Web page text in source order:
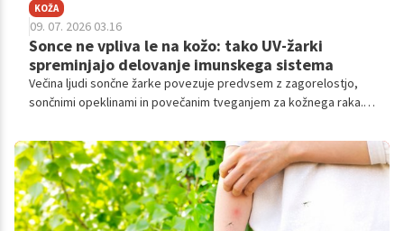
KOŽA
09. 07. 2026 03.16
Sonce ne vpliva le na kožo: tako UV-žarki
spreminjajo delovanje imunskega sistema
Večina ljudi sončne žarke povezuje predvsem z zagorelostjo,
sončnimi opeklinami in povečanim tveganjem za kožnega raka.
vplivajo le na kožo – vplivajo tudi na naš imunski sistem.